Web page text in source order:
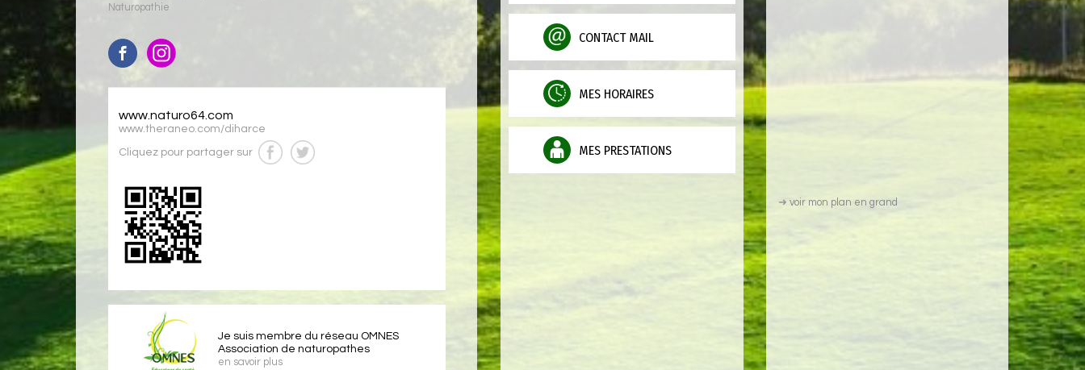
Naturopathie
www.naturo64.com
www.theraneo.com/diharce
Cliquez pour partager sur
Je suis membre du réseau OMNES
Association de naturopathes
en savoir plus
CONTACT MAIL
MES HORAIRES
MES PRESTATIONS
➜ voir mon plan en grand